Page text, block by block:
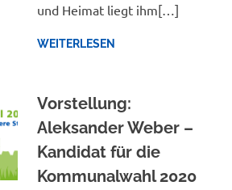
und Heimat liegt ihm[…]
WEITERLESEN
Vorstellung:
Aleksander Weber –
Kandidat für die
Kommunalwahl 2020